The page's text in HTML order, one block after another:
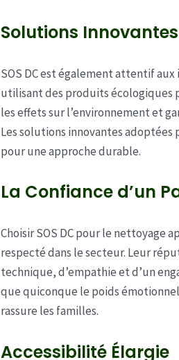
Solutions
SOS DC est également attentif
utilisant des produits écologiques
les effets sur l’environnement et
Les solutions innovantes
pour une approche durable.
La Confiance d’un
Choisir SOS DC pour le nettoyage
respecté dans le secteur. Leur
technique, d’empathie et d’un
que quiconque le poids
rassure les familles.
Accessibilité Élargie